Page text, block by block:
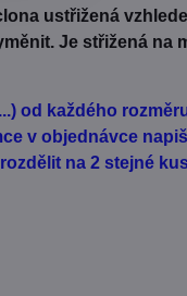
ustřižená
Je střižená na
od každého
v objednávce
na 2 stejné